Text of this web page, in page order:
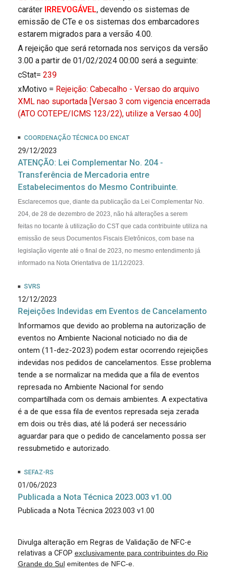
caráter IRREVOGÁVEL, devendo os sistemas de
emissão de CTe e os sistemas dos embarcadores
estarem migrados para a versão 4.00.
A rejeição que será retornada nos serviços da versão
3.00 a partir de 01/02/2024 00:00 será a seguinte:
cStat= 239
xMotivo = Rejeição: Cabecalho - Versao do arquivo
XML nao suportada [Versao 3 com vigencia encerrada
(ATO COTEPE/ICMS 123/22), utilize a Versao 4.00]
COORDENAÇÃO TÉCNICA DO ENCAT
29/12/2023
ATENÇÃO: Lei Complementar No. 204 -
Transferência de Mercadoria entre
Estabelecimentos do Mesmo Contribuinte.
Esclarecemos que, diante da publicação da Lei Complementar No.
204, de 28 de dezembro de 2023, não há alterações a serem
feitas no tocante à utilização do CST que cada contribuinte utiliza na
emissão de seus Documentos Fiscais Eletrônicos, com base na
legislação vigente até o final de 2023, no mesmo entendimento já
informado na Nota Orientativa de 11/12/2023.
SVRS
12/12/2023
Rejeições Indevidas em Eventos de Cancelamento
Informamos que devido ao problema na autorização de
eventos no Ambiente Nacional noticiado no dia de
ontem (11-dez-2023) podem estar ocorrendo rejeições
indevidas nos pedidos de cancelamentos. Esse problema
tende a se normalizar na medida que a fila de eventos
represada no Ambiente Nacional for sendo
compartilhada com os demais ambientes. A expectativa
é a de que essa fila de eventos represada seja zerada
em dois ou três dias, até lá poderá ser necessário
aguardar para que o pedido de cancelamento possa ser
ressubmetido e autorizado.
SEFAZ-RS
01/06/2023
Publicada a Nota Técnica 2023.003 v1.00
Publicada a Nota Técnica 2023.003 v1.00
Divulga alteração em Regras de Validação de NFC-e
relativas a CFOP exclusivamente para contribuintes do Rio
Grande do Sulemitentes de NFC-e.